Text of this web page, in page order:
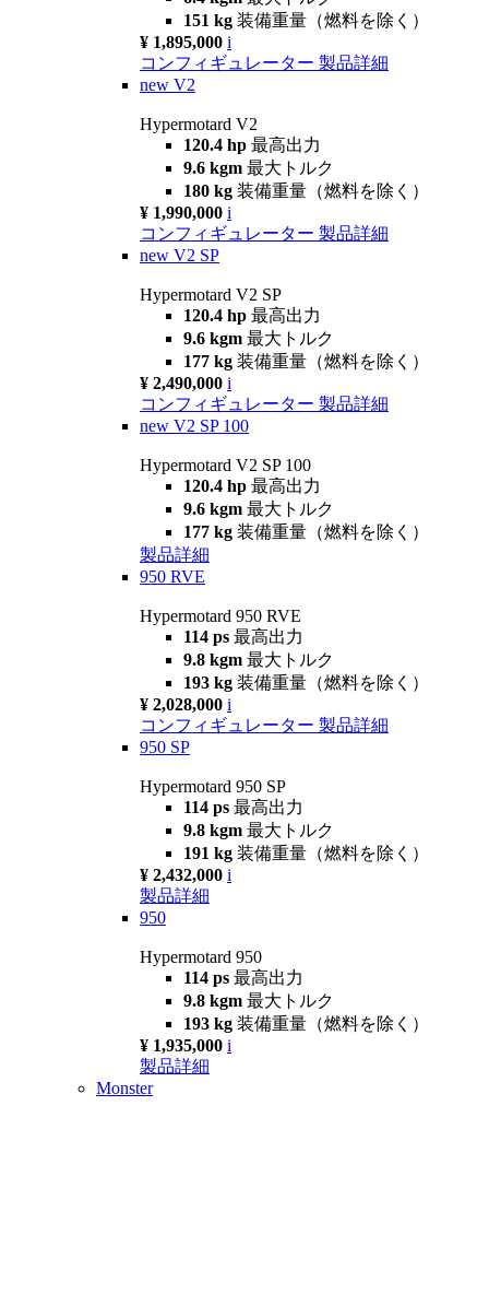
151 kg 装備重量（燃料を除く）
¥ 1,895,000 i
コンフィギュレーター 製品詳細
new V2
Hypermotard V2
120.4 hp 最高出力
9.6 kgm 最大トルク
180 kg 装備重量（燃料を除く）
¥ 1,990,000 i
コンフィギュレーター 製品詳細
new V2 SP
Hypermotard V2 SP
120.4 hp 最高出力
9.6 kgm 最大トルク
177 kg 装備重量（燃料を除く）
¥ 2,490,000 i
コンフィギュレーター 製品詳細
new V2 SP 100
Hypermotard V2 SP 100
120.4 hp 最高出力
9.6 kgm 最大トルク
177 kg 装備重量（燃料を除く）
製品詳細
950 RVE
Hypermotard 950 RVE
114 ps 最高出力
9.8 kgm 最大トルク
193 kg 装備重量（燃料を除く）
¥ 2,028,000 i
コンフィギュレーター 製品詳細
950 SP
Hypermotard 950 SP
114 ps 最高出力
9.8 kgm 最大トルク
191 kg 装備重量（燃料を除く）
¥ 2,432,000 i
製品詳細
950
Hypermotard 950
114 ps 最高出力
9.8 kgm 最大トルク
193 kg 装備重量（燃料を除く）
¥ 1,935,000 i
製品詳細
Monster